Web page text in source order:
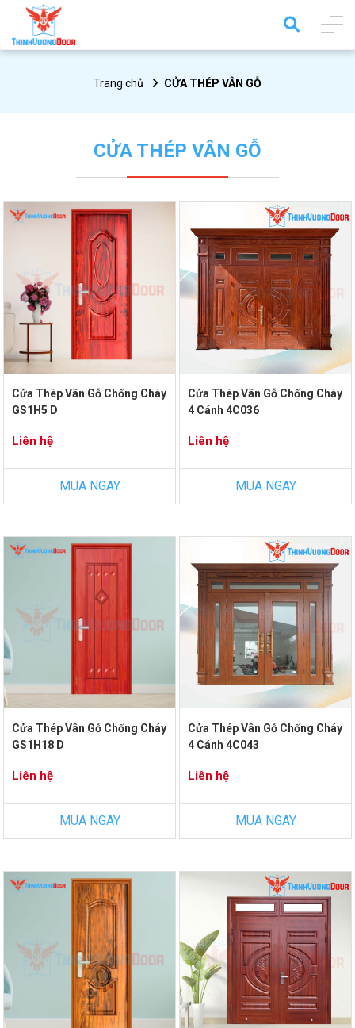
Trang chủ CỬA THÉP VÂN GỖ
CỬA THÉP VÂN GỖ
Cửa Thép Vân Gỗ Chống Cháy
GS1H5 D
Liên hệ
MUA NGAY
Cửa Thép Vân Gỗ Chống Cháy
4 Cánh 4C036
Liên hệ
MUA NGAY
Cửa Thép Vân Gỗ Chống Cháy
GS1H18 D
Liên hệ
MUA NGAY
Cửa Thép Vân Gỗ Chống Cháy
4 Cánh 4C043
Liên hệ
MUA NGAY